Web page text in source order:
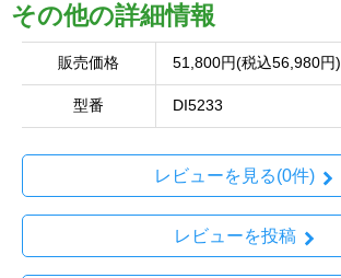
その他の詳細情報
販売価格 51,800円(税込56,980円)
型番 DI5233
レビューを見る(0件)
レビューを投稿